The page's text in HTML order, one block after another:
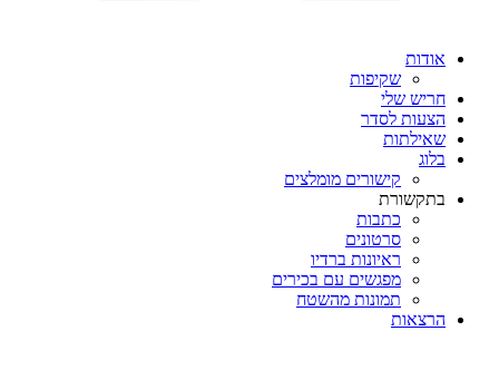
אודות
שקיפות
חריש שלי
הצעות לסדר
שאילתות
בלוג
קישורים מומלצים
בתקשורת
כתבות
סרטונים
ראיונות ברדיו
מפגשים עם בכירים
תמונות מהשטח
הרצאות